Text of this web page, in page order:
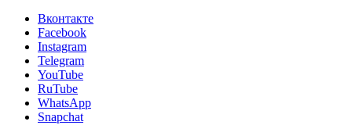
Вконтакте
Facebook
Instagram
Telegram
YouTube
RuTube
WhatsApp
Snapchat